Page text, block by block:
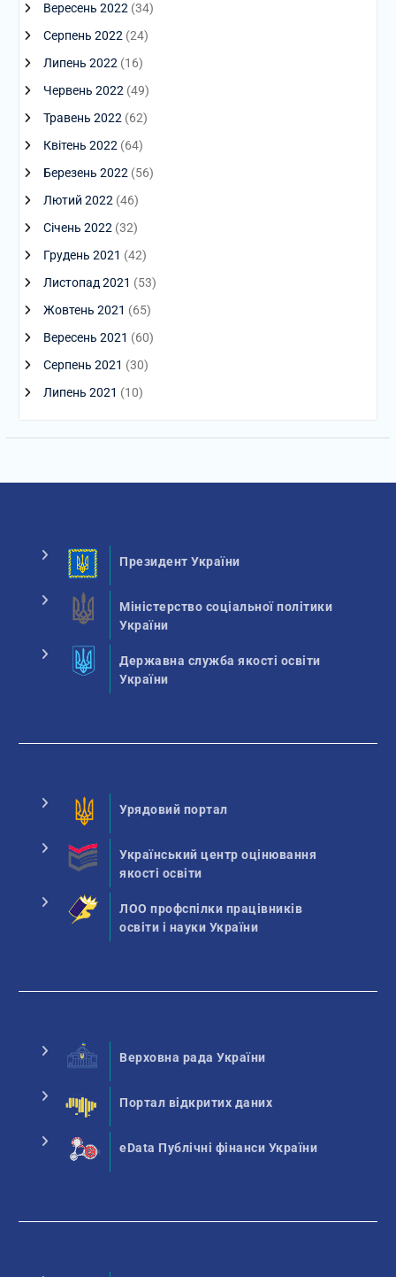
Вересень 2022 (34)
Серпень 2022 (24)
Липень 2022 (16)
Червень 2022 (49)
Травень 2022 (62)
Квітень 2022 (64)
Березень 2022 (56)
Лютий 2022 (46)
Січень 2022 (32)
Грудень 2021 (42)
Листопад 2021 (53)
Жовтень 2021 (65)
Вересень 2021 (60)
Серпень 2021 (30)
Липень 2021 (10)
Президент України
Міністерство соціальної політики
України
Державна служба якості освіти
України
Урядовий портал
Український центр оцінювання
якості освіти
ЛОО профспілки працівників
освіти і науки України
Верховна рада України
Портал відкритих даних
eData Публічні фінанси України